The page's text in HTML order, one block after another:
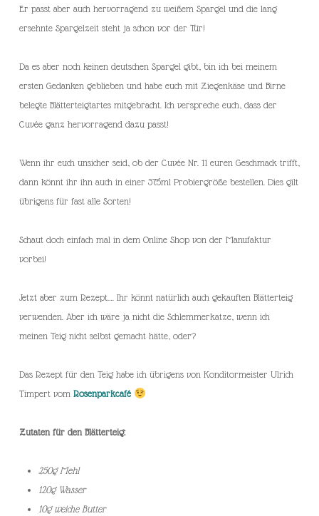
Er passt aber auch hervorragend zu weißem Spargel und die lang
ersehnte Spargelzeit steht ja schon vor der Tür!
Da es aber noch keinen deutschen Spargel gibt, bin ich bei meinem
ersten Gedanken geblieben und habe euch mit Ziegenkäse und Birne
belegte Blätterteigtartes mitgebracht. Ich verspreche euch, dass der
Cuvée ganz hervorragend dazu passt!
Wenn ihr euch unsicher seid, ob der Cuvée Nr. 11 euren Geschmack trifft,
dann könnt ihr ihn auch in einer 375ml Probiergröße bestellen. Dies gilt
übrigens für fast alle Sorten!
Schaut doch einfach mal in dem Online Shop von der Manufaktur
vorbei!
Jetzt aber zum Rezept…. Ihr könnt natürlich auch gekauften Blätterteig
verwenden. Aber ich wäre ja nicht die Schlemmerkatze, wenn ich
meinen Teig nicht selbst gemacht hätte, oder?
Das Rezept für den Teig habe ich übrigens von Konditormeister Ulrich
Timpert vom Rosenparkcafé
Zutaten für den Blätterteig:
250g Mehl
120g Wasser
10g weiche Butter